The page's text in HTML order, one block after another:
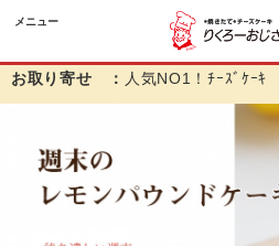
メニュー
お取り寄せ ： 人気NO1！ﾁｰｽﾞｹｰｷ